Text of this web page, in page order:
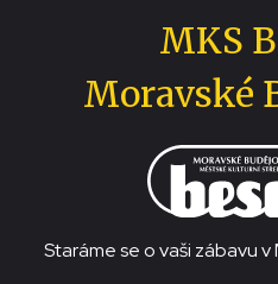
MKS
Moravské
Staráme se o vaši zábavu